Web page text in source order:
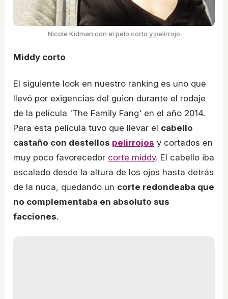
Nicole Kidman con el pelo corto y pelirrojo
Middy corto
El siguiente look en nuestro ranking es uno que
llevó por exigencias del guion durante el rodaje
de la película 'The Family Fang' en el año 2014.
Para esta película tuvo que llevar el cabello
castaño con destellos pelirrojos y cortados en
muy poco favorecedor corte middy. El cabello iba
escalado desde la altura de los ojos hasta detrás
de la nuca, quedando un corte redondeaba que
no complementaba en absoluto sus
facciones.